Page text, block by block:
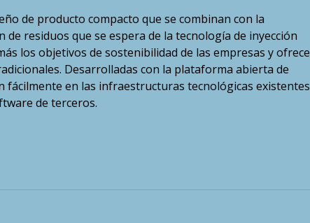
de producto compacto que se combinan con la
residuos que se espera de la tecnología de inyección
los objetivos de sostenibilidad de las empresas y ofrece
Desarrolladas con la plataforma abierta de
en las infraestructuras tecnológicas existentes
de terceros.